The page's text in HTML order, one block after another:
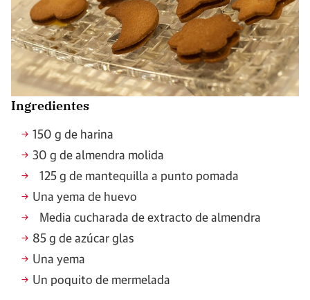
Ingredientes
150 g de harina
30 g de almendra molida
125 g de mantequilla a punto pomada
Una yema de huevo
Media cucharada de extracto de almendra
85 g de azúcar glas
Una yema
Un poquito de mermelada